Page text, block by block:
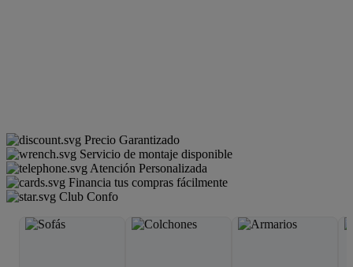
Precio Garantizado
Servicio de montaje disponible
Atención Personalizada
Financia tus compras fácilmente
Club Confo